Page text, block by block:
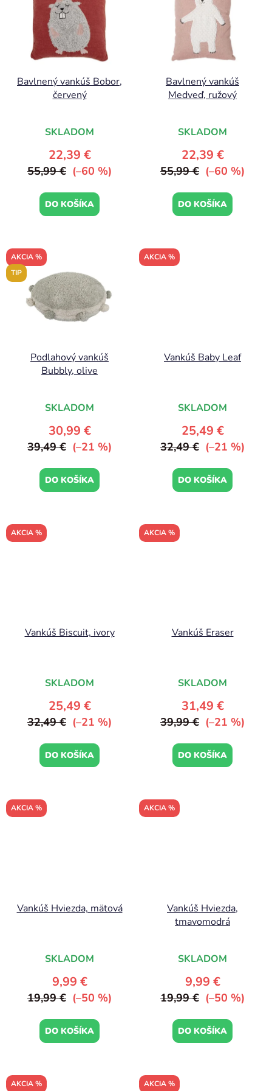
Bavlnený vankúš Bobor,
červený
SKLADOM
22,39 €
55,99 € (–60 %)
DO KOŠÍKA
Bavlnený vankúš
Medveď, ružový
SKLADOM
22,39 €
55,99 € (–60 %)
DO KOŠÍKA
AKCIA %
TIP
Podlahový vankúš
Bubbly, olive
SKLADOM
30,99 €
39,49 € (–21 %)
DO KOŠÍKA
AKCIA %
Vankúš Baby Leaf
SKLADOM
25,49 €
32,49 € (–21 %)
DO KOŠÍKA
AKCIA %
Vankúš Biscuit, ivory
SKLADOM
25,49 €
32,49 € (–21 %)
DO KOŠÍKA
AKCIA %
Vankúš Eraser
SKLADOM
31,49 €
39,99 € (–21 %)
DO KOŠÍKA
AKCIA %
Vankúš Hviezda, mätová
SKLADOM
9,99 €
19,99 € (–50 %)
DO KOŠÍKA
AKCIA %
Vankúš Hviezda,
tmavomodrá
SKLADOM
9,99 €
19,99 € (–50 %)
DO KOŠÍKA
AKCIA % AKCIA %